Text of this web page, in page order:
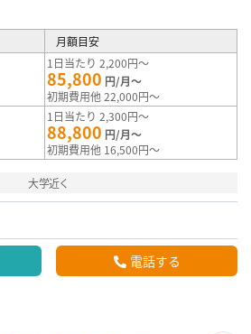
月額目安
1日当たり 2,200円～
85,800 円/月～
初期費用他 22,000円～
1日当たり 2,300円～
88,800 円/月～
初期費用他 16,500円～
大学近く
電話する